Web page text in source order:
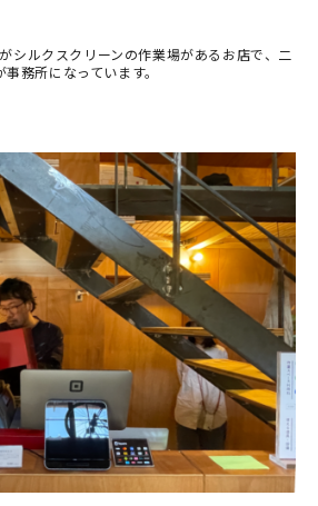
プ
シルクスクリーンの作業場があるお店で、二
事務所になっています。